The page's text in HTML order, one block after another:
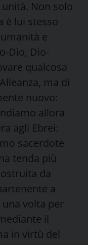
Non solo
è lui stesso
e
Dio, Dio-
qualcosa
ma di
nuovo:
allora
agli Ebrei:
sacerdote
tenda più
da
a
volta per
il
in virtù del